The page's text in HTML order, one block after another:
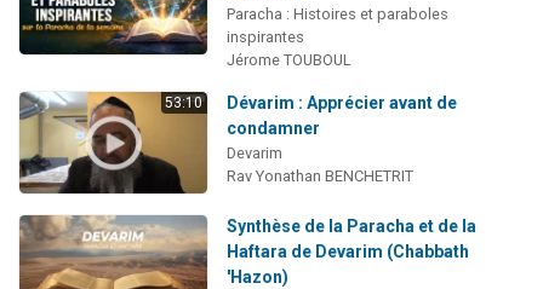
Paracha : Histoires et paraboles
inspirantes
Jérome TOUBOUL
53:10
Dévarim : Apprécier avant de
condamner
Devarim
Rav Yonathan BENCHETRIT
Synthèse de la Paracha et de la
Haftara de Devarim (Chabbath
'Hazon)